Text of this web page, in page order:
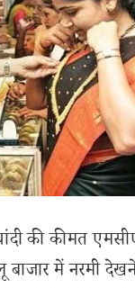
चांदी की कीमत
बाजार में